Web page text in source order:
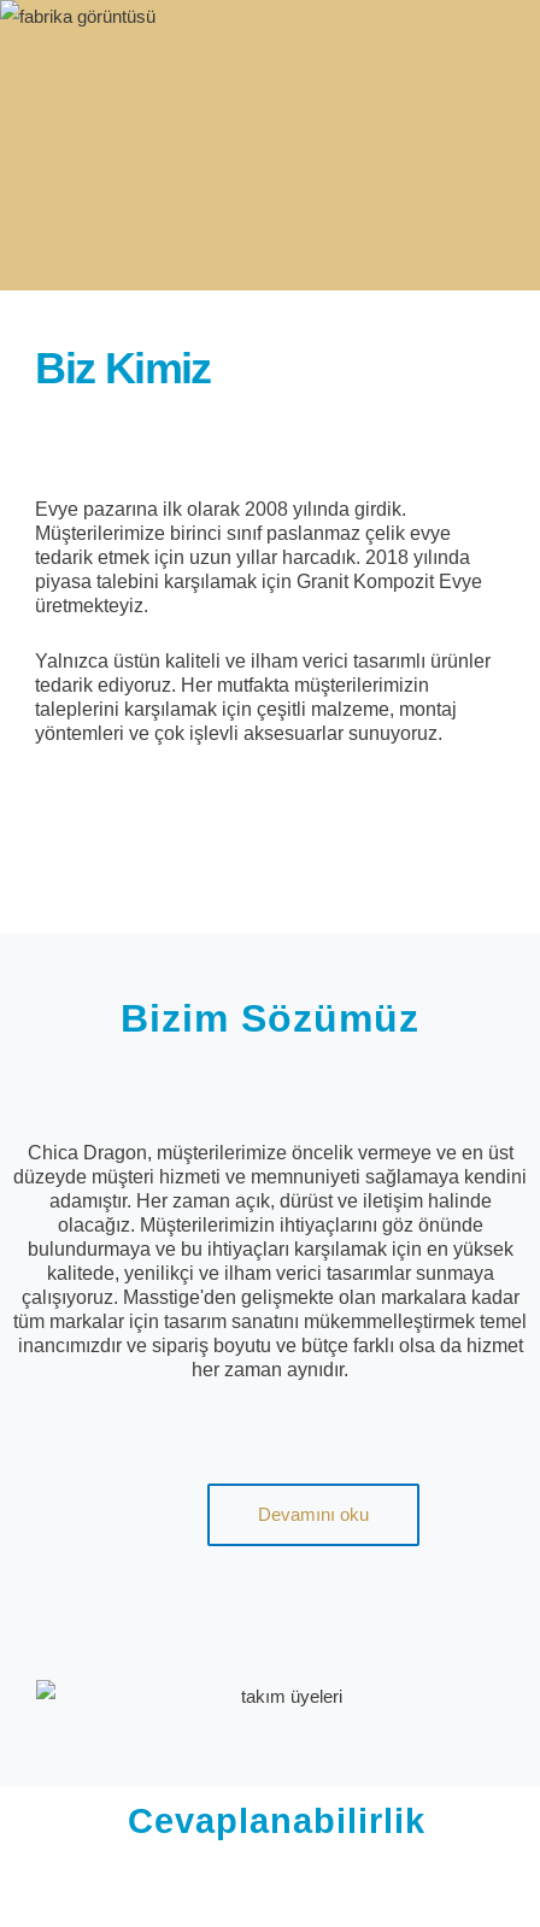
Biz Kimiz
Evye pazarına ilk olarak 2008 yılında girdik.
Müşterilerimize birinci sınıf paslanmaz çelik evye
tedarik etmek için uzun yıllar harcadık. 2018 yılında
piyasa talebini karşılamak için Granit Kompozit Evye
üretmekteyiz.
Yalnızca üstün kaliteli ve ilham verici tasarımlı ürünler
tedarik ediyoruz. Her mutfakta müşterilerimizin
taleplerini karşılamak için çeşitli malzeme, montaj
yöntemleri ve çok işlevli aksesuarlar sunuyoruz.
Bizim Sözümüz
Chica Dragon, müşterilerimize öncelik vermeye ve en üst
düzeyde müşteri hizmeti ve memnuniyeti sağlamaya kendini
adamıştır. Her zaman açık, dürüst ve iletişim halinde
olacağız. Müşterilerimizin ihtiyaçlarını göz önünde
bulundurmaya ve bu ihtiyaçları karşılamak için en yüksek
kalitede, yenilikçi ve ilham verici tasarımlar sunmaya
çalışıyoruz. Masstige'den gelişmekte olan markalara kadar
tüm markalar için tasarım sanatını mükemmelleştirmek temel
inancımızdır ve sipariş boyutu ve bütçe farklı olsa da hizmet
her zaman aynıdır.
Devamını oku
Cevaplanabilirlik